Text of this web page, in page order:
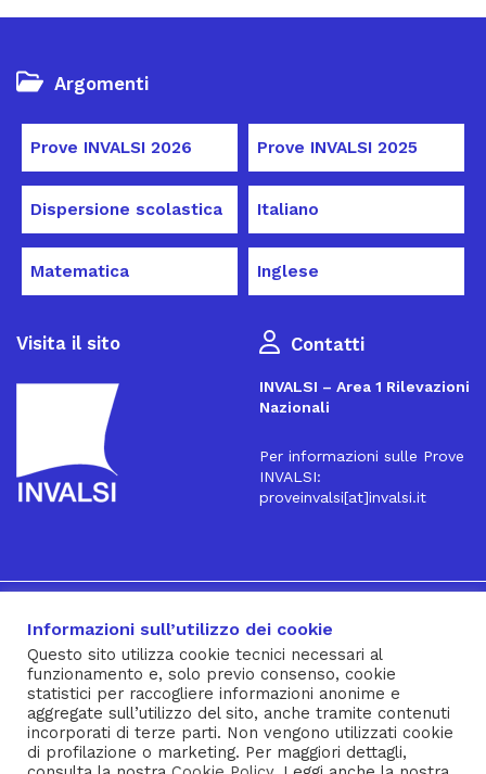
Argomenti
Prove INVALSI 2026 Prove INVALSI 2025
Dispersione scolastica Italiano
Matematica Inglese
Visita il sito Contatti
INVALSI – Area 1 Rilevazioni
Nazionali
Per informazioni sulle Prove
INVALSI:
proveinvalsi[at]invalsi.it
Iscriviti alla Newsletter
® INVALSI – Via Ippolito Nievo, 35 – 00153 ROMA – tel. 06
941851 – fax 06 94185215 – c.f. 92000450582
Privacy Policy– Cookie Policy –Note Legali–Social Media
Informazioni sull’utilizzo dei cookie
Questo sito utilizza cookie tecnici necessari al
funzionamento e, solo previo consenso, cookie
statistici per raccogliere informazioni anonime e
aggregate sull’utilizzo del sito, anche tramite contenuti
incorporati di terze parti. Non vengono utilizzati cookie
di profilazione o marketing. Per maggiori dettagli,